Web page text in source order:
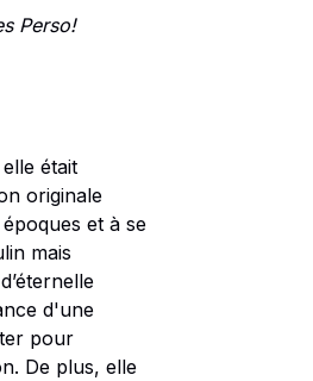
Perso!
était
originale
et à se
mais
d'une
pour
De plus, elle